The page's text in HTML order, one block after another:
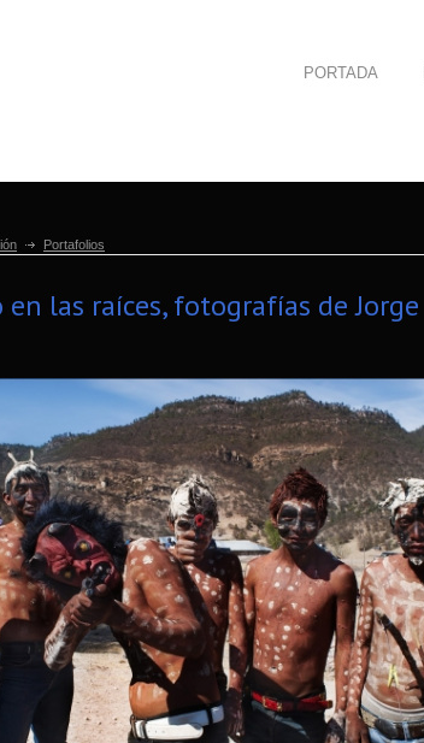
PORTADA
Portafolios
las raíces, fotografías de Jorge